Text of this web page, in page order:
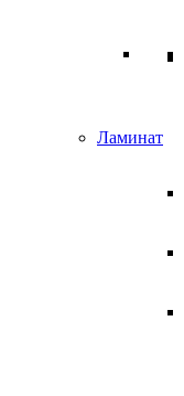
Ламинат